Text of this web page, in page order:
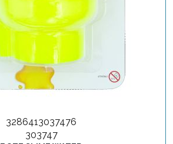
3286413037476
303747